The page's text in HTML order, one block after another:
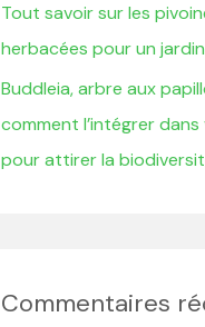
Tout savoir sur les
herbacées pour un
Buddleia, arbre aux
comment l’intégrer
pour attirer la
Commentaires